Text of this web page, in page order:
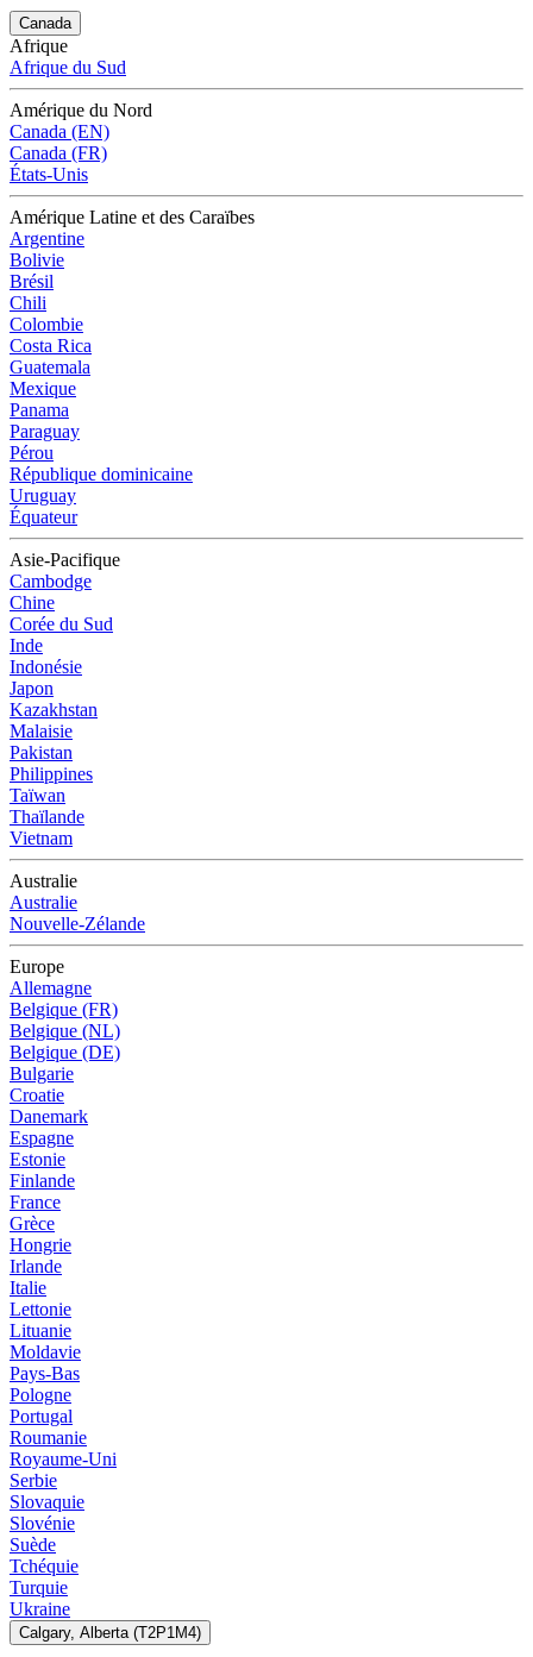
Canada
Afrique
Afrique du Sud
Amérique du Nord
Canada (EN)
Canada (FR)
États-Unis
Amérique Latine et des Caraïbes
Argentine
Bolivie
Brésil
Chili
Colombie
Costa Rica
Guatemala
Mexique
Panama
Paraguay
Pérou
République dominicaine
Uruguay
Équateur
Asie-Pacifique
Cambodge
Chine
Corée du Sud
Inde
Indonésie
Japon
Kazakhstan
Malaisie
Pakistan
Philippines
Taïwan
Thaïlande
Vietnam
Australie
Australie
Nouvelle-Zélande
Europe
Allemagne
Belgique (FR)
Belgique (NL)
Belgique (DE)
Bulgarie
Croatie
Danemark
Espagne
Estonie
Finlande
France
Grèce
Hongrie
Irlande
Italie
Lettonie
Lituanie
Moldavie
Pays-Bas
Pologne
Portugal
Roumanie
Royaume-Uni
Serbie
Slovaquie
Slovénie
Suède
Tchéquie
Turquie
Ukraine
Calgary, Alberta (T2P1M4)